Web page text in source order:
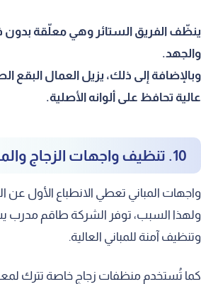
ينظّف الفريق الستائر وهي معلّقة بدون
والجهد.
وبالإضافة إلى ذلك، يزيل العمال البقع
عالية تحافظ على ألوانه الأصلية.
10. تنظيف واجهات الزجاج والمباني العالية
واجهات المباني تعطي الانطباع الأول عن
ولهذا السبب، توفر الشركة طاقم مدرب
وتنظيف آمنة للمباني العالية.
كما تُستخدم منظفات زجاج خاصة تترك